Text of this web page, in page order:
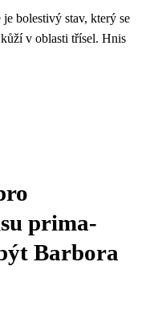
bolestivý stav, který se
v oblasti třísel. Hnis
prima-
Barbora